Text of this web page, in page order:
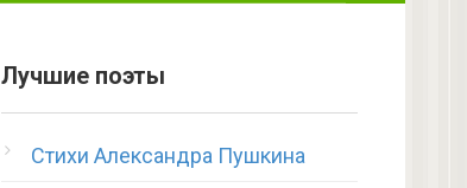
Лучшие поэты
Стихи Александра Пушкина